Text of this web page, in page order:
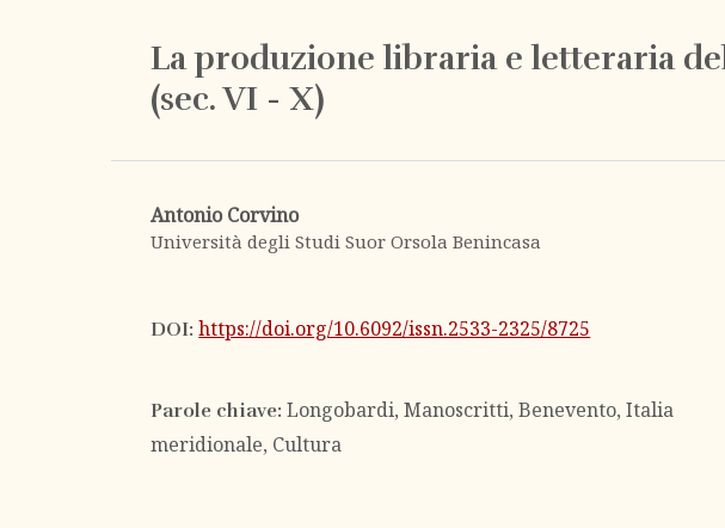
La produzione libraria e letteraria
(sec. VI - X)
Antonio Corvino
Università degli Studi Suor Orsola Benincasa
DOI:https://doi.org/10.6092/issn.2533-2325/8725
Parole chiave:Longobardi, Manoscritti, Benevento, Italia
meridionale, Cultura